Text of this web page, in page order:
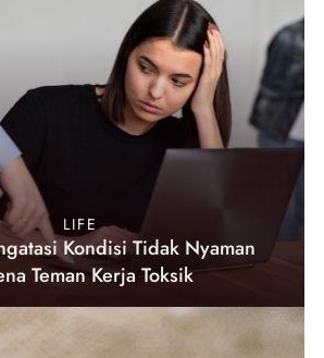
LIFE
Kondisi Tidak Nyaman
Teman Kerja Toksik